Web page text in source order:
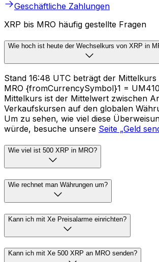
Geschäftliche Zahlungen
XRP bis MRO häufig gestellte Fragen
Wie hoch ist heute der Wechselkurs von XRP in
Stand 16:48 UTC beträgt der
MRO {fromCurrencySymbol}1 =
Mittelkurs ist der Mittelwert zwischen
Verkaufskursen auf den globalen
Um zu sehen, wie viel diese
würde, besuche unsere Seite „Geld
Wie viel ist 500 XRP in MRO?
Wie rechnet man Währungen um?
Kann ich mit Xe Preisalarme einrichten?
Kann ich mit Xe 500 XRP an MRO senden?